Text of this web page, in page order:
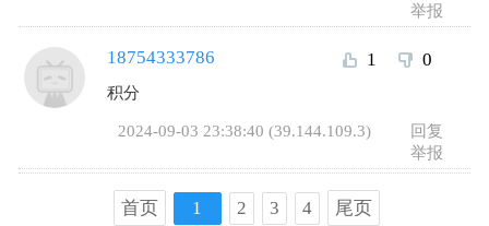
举报
18754333786 1 0
积分
2024-09-03 23:38:40 (39.144.109.3)
回复
举报
首页 1 2 3 4 尾页